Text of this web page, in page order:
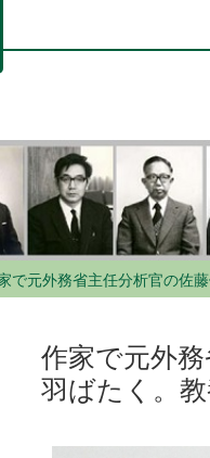
で元外務省主任分析官の佐
作家で元外
羽ばたく。